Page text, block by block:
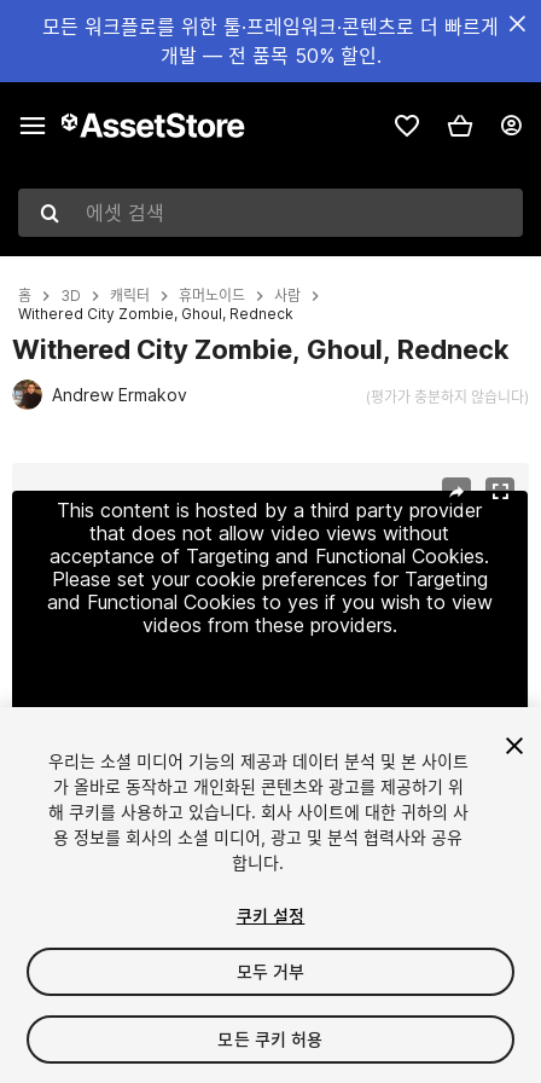
모든 워크플로를 위한 툴·프레임워크·콘텐츠로 더 빠르게
개발 — 전 품목 50% 할인.
에셋 검색
홈 3D 캐릭터 휴머노이드
사람
Withered City Zombie, Ghoul, Redneck
Withered City Zombie, Ghoul, Redneck
Andrew Ermakov (평가가 충분하지 않습니다)
This content is hosted by a third party provider
that does not allow video views without
acceptance of Targeting and Functional Cookies.
Please set your cookie preferences for Targeting
and Functional Cookies to yes if you wish to view
videos from these providers.
1/8
$38.99
세금/부가세는 결제 시 반영됩니다.
우리는 소셜 미디어 기능의 제공과 데이터 분석 및 본 사이트
가 올바로 동작하고 개인화된 콘텐츠와 광고를 제공하기 위
해 쿠키를 사용하고 있습니다. 회사 사이트에 대한 귀하의 사
용 정보를 회사의 소셜 미디어, 광고 및 분석 협력사와 공유
합니다.
쿠키 설정
모두 거부
모든 쿠키 허용